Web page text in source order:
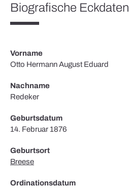
Biografische Eckdaten
Vorname
Otto Hermann August Eduard
Nachname
Redeker
Geburtsdatum
14. Februar 1876
Geburtsort
Breese
Ordinationsdatum